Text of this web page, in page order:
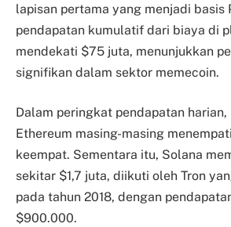
lapisan pertama yang menjadi basis
pendapatan kumulatif dari biaya di
mendekati $75 juta, menunjukkan
signifikan dalam sektor memecoin.
Dalam peringkat pendapatan harian,
Ethereum masing-masing
keempat. Sementara itu, Solana
sekitar $1,7 juta, diikuti oleh Tron
pada tahun 2018, dengan
$900.000.